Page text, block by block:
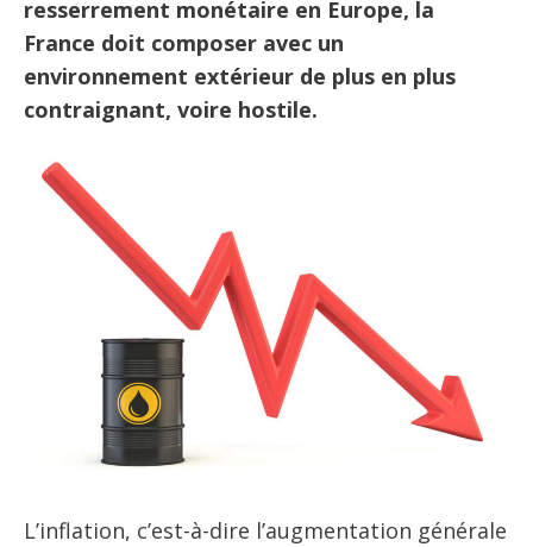
resserrement monétaire en Europe, la
France doit composer avec un
environnement extérieur de plus en plus
contraignant, voire hostile.
L’inflation, c’est-à-dire l’augmentation générale